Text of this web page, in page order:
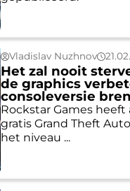
Vladislav Nuzhnov
Het zal nooit
de graphics
consoleversie
Rockstar Games
gratis Grand Theft
het niveau ...